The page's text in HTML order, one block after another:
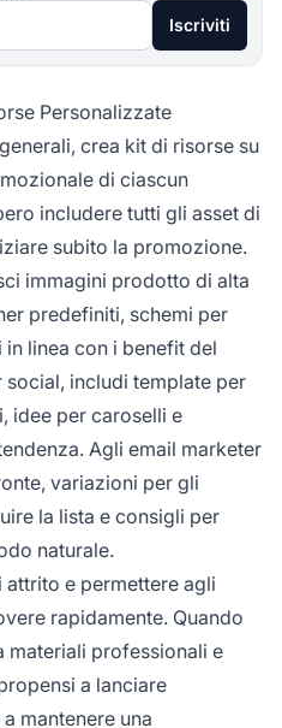
Iscriviti
Personalizzate
crea kit di risorse su
di ciascun
includere tutti gli asset di
subito la promozione.
immagini prodotto di alta
predefiniti, schemi per
linea con i benefit del
includi template per
idee per caroselli e
Agli email marketer
variazioni per gli
la lista e consigli per
naturale.
attrito e permettere agli
rapidamente. Quando
materiali professionali e
a lanciare
mantenere una